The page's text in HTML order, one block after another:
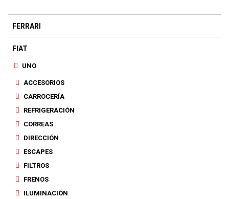
FERRARI
FIAT
UNO
ACCESORIOS
CARROCERÍA
REFRIGERACIÓN
CORREAS
DIRECCIÓN
ESCAPES
FILTROS
FRENOS
ILUMINACIÓN